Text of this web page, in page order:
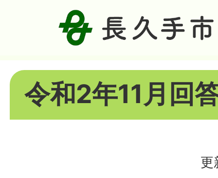
令和2年11月回
更